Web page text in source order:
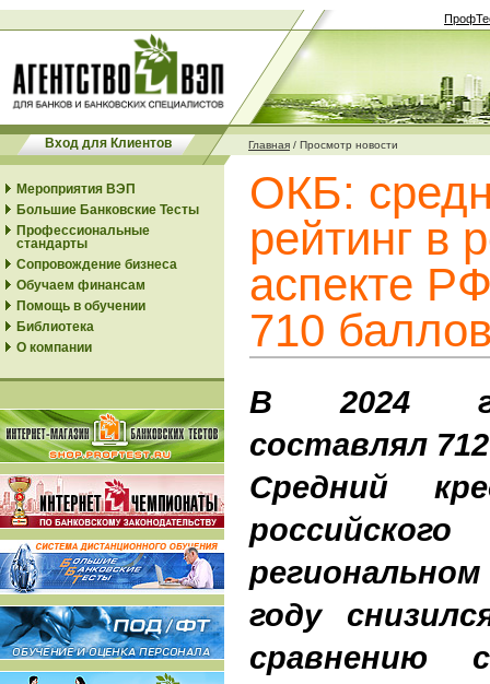
Вход для Клиентов Главная / Просмотр новости
Мероприятия ВЭП
Большие Банковские Тесты
Профессиональные
стандарты
Сопровождение бизнеса
Обучаем финансам
Помощь в обучении
Библиотека
О компании
ОКБ:
рейтинг в
аспекте
710
В 2024
составлял
Средний
году